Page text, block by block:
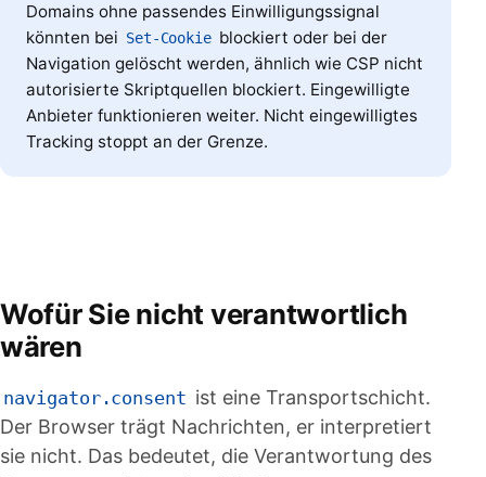
Domains ohne passendes Einwilligungssignal
könnten bei Set-Cookie blockiert oder bei der
Navigation gelöscht werden, ähnlich wie CSP nicht
autorisierte Skriptquellen blockiert. Eingewilligte
Anbieter funktionieren weiter. Nicht eingewilligtes
Tracking stoppt an der Grenze.
Wofür Sie nicht verantwortlich
wären
navigator.consent ist eine Transportschicht.
Der Browser trägt Nachrichten, er interpretiert
sie nicht. Das bedeutet, die Verantwortung des